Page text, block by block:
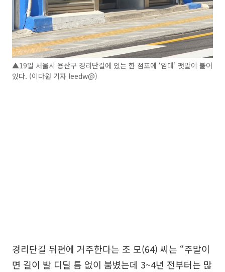
▲19일 서울시 용산구 경리단길에 있는 한 점포에 ‘임대’ 팻말이 붙어
있다. (이다원 기자 leedw@)
경리단길 뒤편에 거주한다는 조 모(64) 씨는 “주말이
면 길이 발 디딜 틈 없이 붐볐는데 3~4년 전부터는 많